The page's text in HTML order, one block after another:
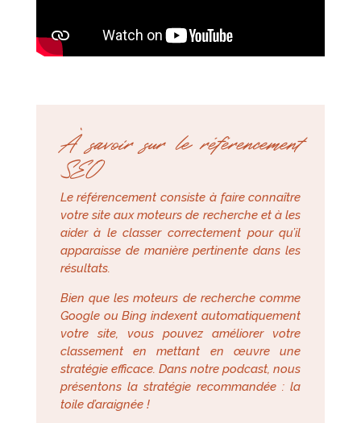
À savoir sur le référencement
SEO
Le référencement consiste à faire connaître
votre site aux moteurs de recherche et à les
aider à le classer correctement pour qu’il
apparaisse de manière pertinente dans les
résultats.
Bien que les moteurs de recherche comme
Google ou Bing indexent automatiquement
votre site, vous pouvez améliorer votre
classement en mettant en œuvre une
stratégie efficace. Dans notre podcast, nous
présentons la stratégie recommandée : la
toile d’araignée !